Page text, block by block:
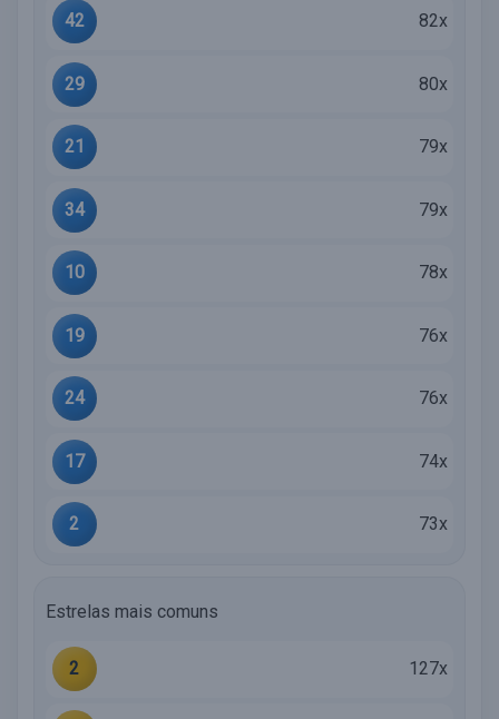
42 82x
29 80x
21 79x
34 79x
10 78x
19 76x
24 76x
17 74x
2 73x
Estrelas mais comuns
2 127x